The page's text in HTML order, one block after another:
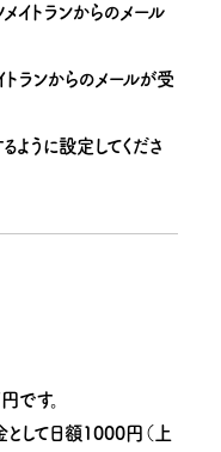
イトランからのメール
ランからのメールが受
うに設定してくださ
す。
して日額1000円（上